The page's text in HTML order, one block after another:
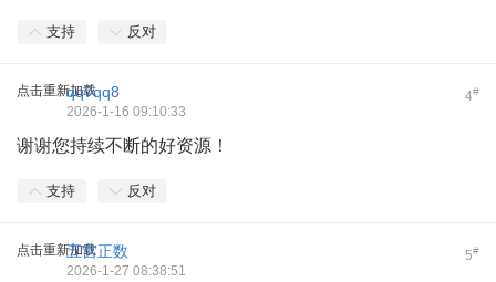
支持 反对
点击重新加载 4#
qq7qq8
2026-1-16 09:10:33
谢谢您持续不断的好资源！
支持 反对
点击重新加载 5#
五宫正数
2026-1-27 08:38:51